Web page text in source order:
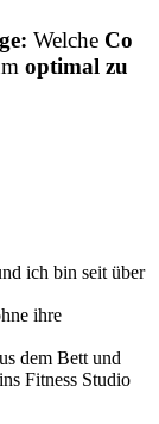
Welche Co
optimal zu
ich bin seit über
ihre
dem Bett und
Fitness Studio